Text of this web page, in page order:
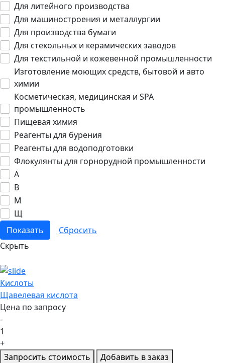
Для литейного производства
Для машиностроения и металлургии
Для производства бумаги
Для стекольных и керамических заводов
Для текстильной и кожевенной промышленности
Изготовление моющих средств, бытовой и авто
химии
Косметическая, медицинская и SPA
промышленность
Пищевая химия
Реагенты для бурения
Реагенты для водоподготовки
Флокулянты для горнорудной промышленности
А
В
М
Щ
Скрыть
Кислоты
Щавелевая кислота
Цена по запросу
-
1
+
Запросить стоимость
Добавить в заказ